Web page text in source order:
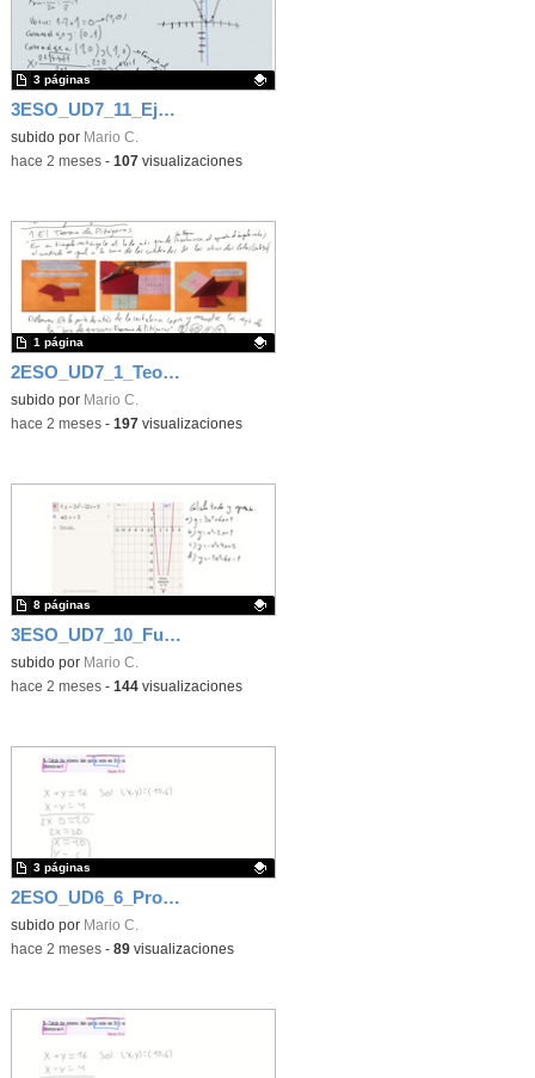
3ESO_UD7_11_Ejercicios de Función cuadrática
Contenido educativo.
subido por Mario C.
3 páginas
-hace 2 meses- 107visualizaciones
2ESO_UD7_1_Teorema de Pitágoras
Contenido educativo.
subido por Mario C.
1 página
-hace 2 meses- 197visualizaciones
3ESO_UD7_10_Función cuadrática
Contenido educativo.
subido por Mario C.
8 páginas
-hace 2 meses- 144visualizaciones
2ESO_UD6_6_Problemas de sistemas
Contenido educativo.
subido por Mario C.
3 páginas
-hace 2 meses- 89visualizaciones